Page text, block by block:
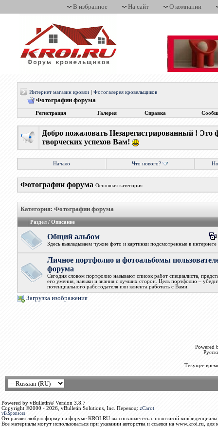
В избранное На сайт О компании
Интернет магазин кровли Фотогалерея кровельщиков
Фотографии форума
Регистрация Галерея Справка
Добро пожаловать Незарегистрированный !
творческих успехов Вам!
Начало Что нового?
Фотографии форума Основная категория
Категория: Фотографии форума
Раздел / Описание
Общий альбом
Здесь выкладываем чужие фото и картинки подсмотренные в интернете
Личное портфолио и фотоальбомы
форума
Сегодня словом портфолио называют список работ специалиста,
его умения, навыки и знания с лучших сторон. Цель портфолио –
потенциального работодателя или клиента работать с Вами.
Загрузка изображения
Powered
Текущее
Powered by vBulletin® Version 3.8.7
Copyright ©2000 - 2026, vBulletin Solutions, Inc. Перевод: zCarot
vB.Sponsors
Отправляя любую форму на форуме KROI.RU вы соглашаетесь с политикой
Все материалы могут использоваться при указании авторства и ссылки на www.kroi.ru, для